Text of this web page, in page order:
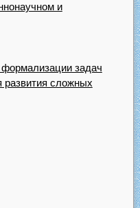
и
задач
развития сложных